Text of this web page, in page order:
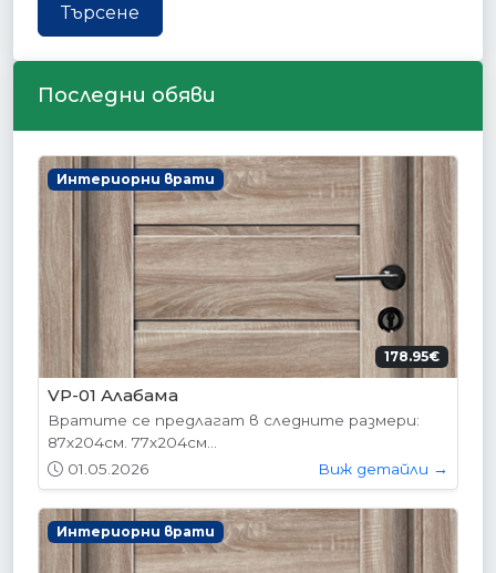
Търсене
Последни обяви
Интериорни врати
178.95€
VP-01 Алабама
Вратите се предлагат в следните размери:
87х204см. 77х204см...
01.05.2026
Виж детайли →
Интериорни врати